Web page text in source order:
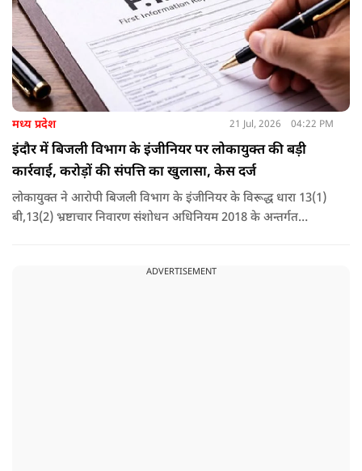
मध्य प्रदेश 21 Jul, 2026 04:22 PM
इंदौर में बिजली विभाग के इंजीनियर पर लोकायुक्त की बड़ी
कार्रवाई, करोड़ों की संपत्ति का खुलासा, केस दर्ज
लोकायुक्त ने आरोपी बिजली विभाग के इंजीनियर के विरूद्ध धारा 13(1)
बी,13(2) भ्रष्टाचार निवारण संशोधन अधिनियम 2018 के अन्तर्गत
ADVERTISEMENT